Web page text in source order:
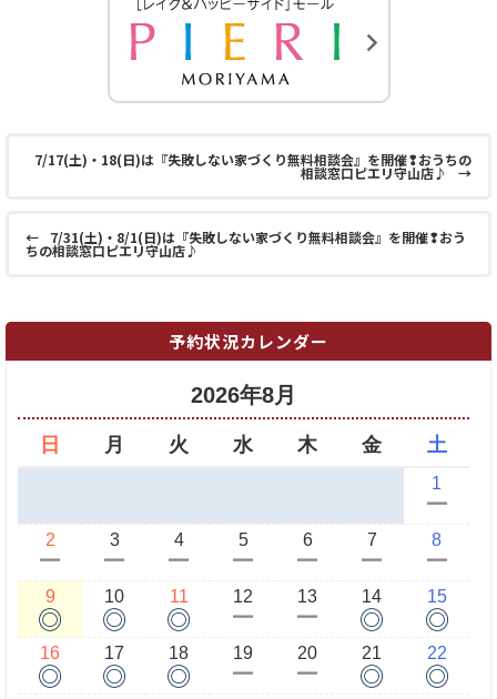
7/17(土)・18(日)は『失敗しない家づくり無料相談会』を開催❢おうちの
相談窓口ピエリ守山店♪ →
← 7/31(土)・8/1(日)は『失敗しない家づくり無料相談会』を開催❢おう
ちの相談窓口ピエリ守山店♪
予約状況カレンダー
2026年8月
日 月 火 水 木 金 土
1
ー
2
ー
3
ー
4
ー
5
ー
6
ー
7
ー
8
ー
9
◎
10
◎
11
◎
12
ー
13
ー
14
◎
15
◎
16
◎
17
◎
18
◎
19
ー
20
ー
21
◎
22
◎